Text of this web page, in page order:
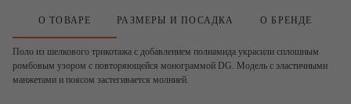
О ТОВАРЕ РАЗМЕРЫ И ПОСАДКА О БРЕНДЕ
Поло из шелкового трикотажа с добавлением полиамида украсили сплошным
ромбовым узором с повторяющейся монограммой DG. Модель с эластичными
манжетами и поясом застегивается молнией.